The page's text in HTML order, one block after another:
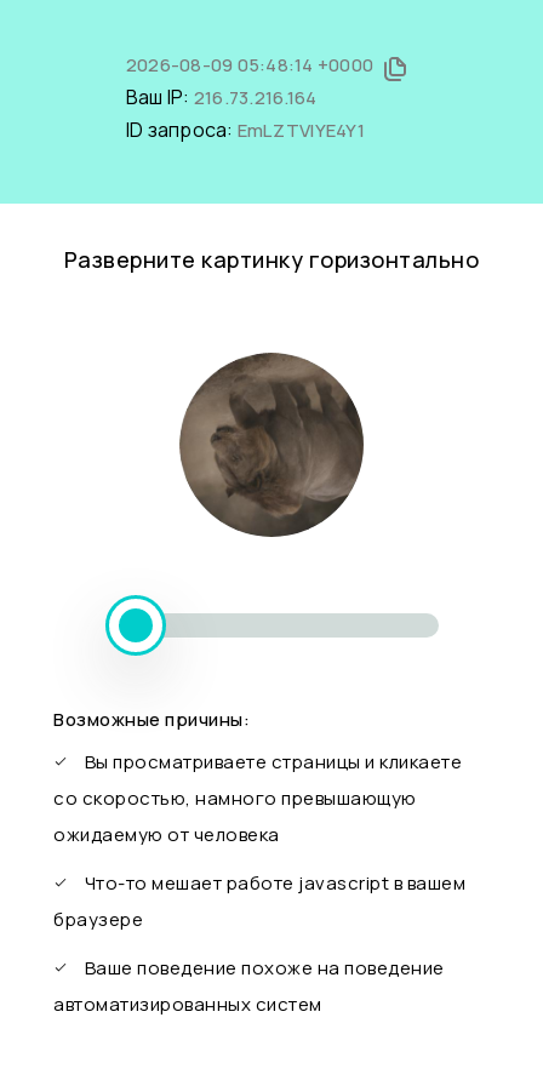
2026-08-09 05:48:14 +0000
Ваш IP: 216.73.216.164
ID запроса: EmLZTVlYE4Y1
Разверните картинку горизонтально
Возможные причины:
Вы просматриваете страницы и кликаете
со скоростью, намного превышающую
ожидаемую от человека
Что-то мешает работе javascript в вашем
браузере
Ваше поведение похоже на поведение
автоматизированных систем